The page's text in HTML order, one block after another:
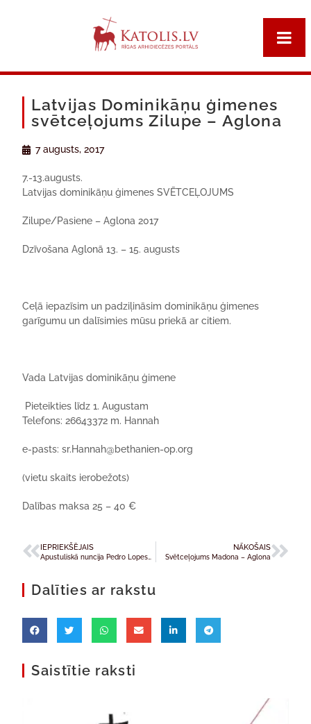
Latvijas Dominikāņu ģimenes
svētceļojums Zilupe – Aglona
7 augusts, 2017
7.-13.augusts.
Latvijas dominikāņuģimenesSVĒTCEĻOJUMS
Zilupe/Pasiene – Aglona 2017
Dzīvošana Aglonā 13. – 15. augusts
Ceļā iepazīsim un padziļināsim dominikāņu ģimenes
garīgumu un dalīsimies mūsu priekā ar citiem.
Vada Latvijas dominikāņu ģimene
Pieteikties līdz 1. Augustam
Telefons: 26643372 m. Hannah
e-pasts:sr.Hannah@bethanien-op.org
(vietu skaits ierobežots)
Dalības maksa 25 – 40 €
IEPRIEKŠĒJAIS NĀKOŠAIS
Svētceļojums Madona – Aglona
Dalīties ar rakstu
Saistītie raksti